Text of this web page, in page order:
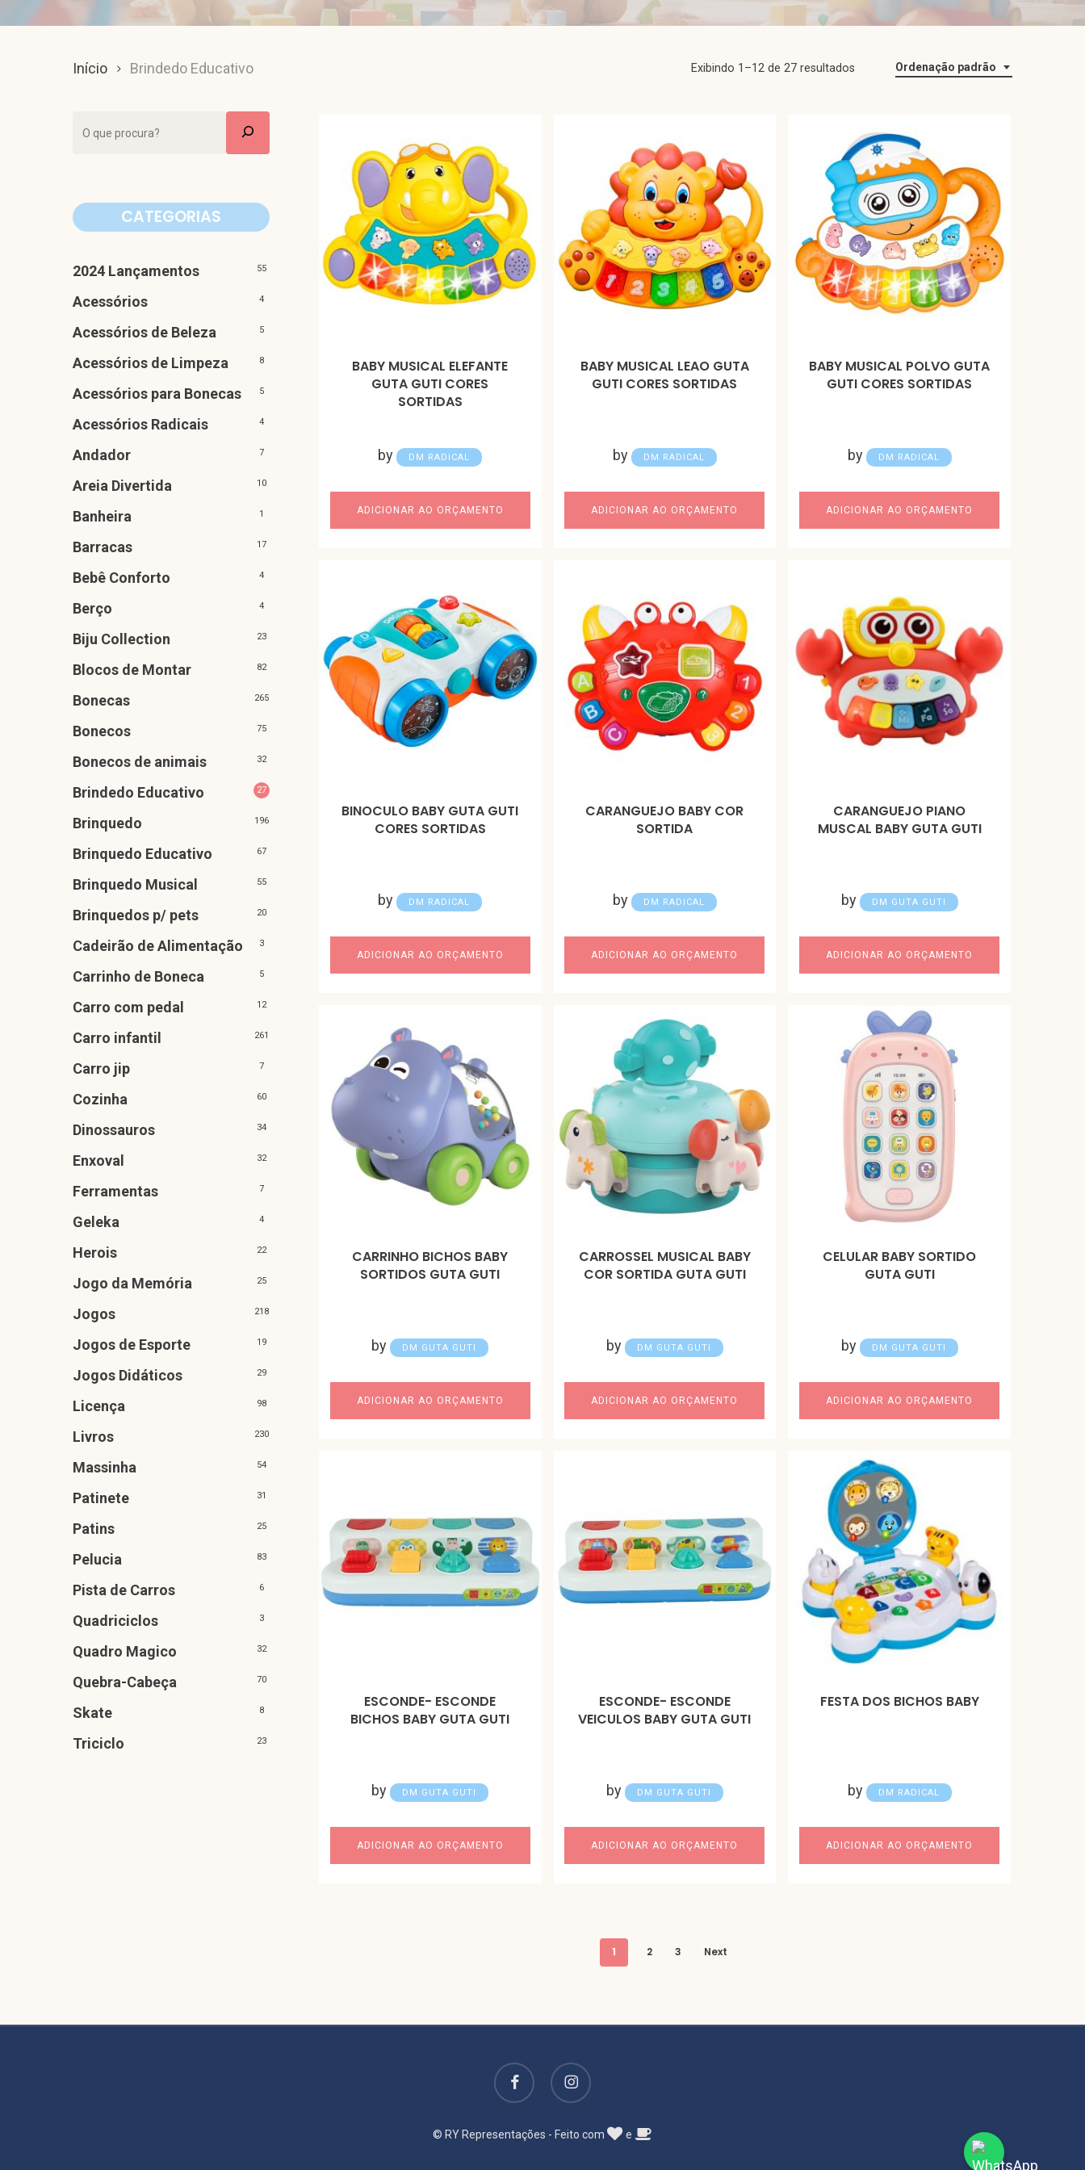
Ordenação padrão
Exibindo 1–12 de 27 resultados
Início Brindedo Educativo
CATEGORIAS
2024 Lançamentos 55
Acessórios 4
Acessórios de Beleza 5
Acessórios de Limpeza 8
Acessórios para Bonecas 5
Acessórios Radicais 4
Andador 7
Areia Divertida 10
Banheira 1
Barracas 17
Bebê Conforto 4
Berço 4
Biju Collection 23
Blocos de Montar 82
Bonecas 265
Bonecos 75
Bonecos de animais 32
Brindedo Educativo 27
Brinquedo 196
Brinquedo Educativo 67
Brinquedo Musical 55
Brinquedos p/ pets 20
Cadeirão de Alimentação 3
Carrinho de Boneca 5
Carro com pedal 12
Carro infantil 261
Carro jip 7
Cozinha 60
Dinossauros 34
Enxoval 32
Ferramentas 7
Geleka 4
Herois 22
Jogo da Memória 25
Jogos 218
Jogos de Esporte 19
Jogos Didáticos 29
Licença 98
Livros 230
Massinha 54
Patinete 31
Patins 25
Pelucia 83
Pista de Carros 6
Quadriciclos 3
Quadro Magico 32
Quebra-Cabeça 70
Skate 8
Triciclo 23
BABY MUSICAL ELEFANTE
GUTA GUTI CORES
SORTIDAS
by DM RADICAL
ADICIONAR AO ORÇAMENTO
BABY MUSICAL LEAO GUTA
GUTI CORES SORTIDAS
by DM RADICAL
ADICIONAR AO ORÇAMENTO
BABY MUSICAL POLVO GUTA
GUTI CORES SORTIDAS
by DM RADICAL
ADICIONAR AO ORÇAMENTO
BINOCULO BABY GUTA GUTI
CORES SORTIDAS
by DM RADICAL
ADICIONAR AO ORÇAMENTO
CARANGUEJO BABY COR
SORTIDA
by DM RADICAL
ADICIONAR AO ORÇAMENTO
CARANGUEJO PIANO
MUSCAL BABY GUTA GUTI
by DM GUTA GUTI
ADICIONAR AO ORÇAMENTO
CARRINHO BICHOS BABY
SORTIDOS GUTA GUTI
by DM GUTA GUTI
ADICIONAR AO ORÇAMENTO
CARROSSEL MUSICAL BABY
COR SORTIDA GUTA GUTI
by DM GUTA GUTI
ADICIONAR AO ORÇAMENTO
CELULAR BABY SORTIDO
GUTA GUTI
by DM GUTA GUTI
ADICIONAR AO ORÇAMENTO
ESCONDE- ESCONDE
BICHOS BABY GUTA GUTI
by DM GUTA GUTI
ADICIONAR AO ORÇAMENTO
ESCONDE- ESCONDE
VEICULOS BABY GUTA GUTI
by DM GUTA GUTI
ADICIONAR AO ORÇAMENTO
FESTA DOS BICHOS BABY
by DM RADICAL
ADICIONAR AO ORÇAMENTO
1 2 3 Next
facebook instagram
© RY Representações - Feito com e